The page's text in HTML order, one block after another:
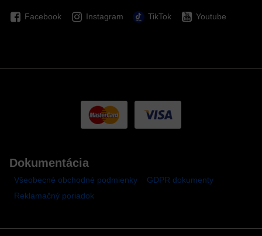
Facebook Instagram TikTok Youtube
Dokumentácia
Všeobecné obchodné podmienky
GDPR dokumenty
Reklamačný poriadok